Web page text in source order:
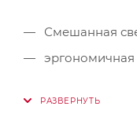
Смешанная
эргономичная